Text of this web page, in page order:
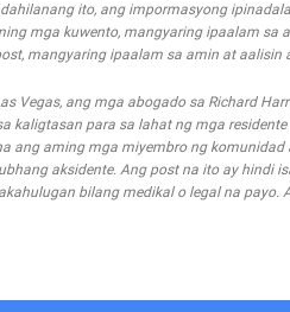
ito, ang impormasyong
mga kuwento, mangyaring ipaalam
mangyaring ipaalam sa amin at aalisin
Vegas, ang mga abogado sa Richard
para sa lahat ng mga
aming mga miyembro ng
aksidente. Ang post na ito ay hindi
bilang medikal o legal na